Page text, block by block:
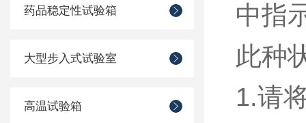
药品稳定性试验箱
大型步入式试验室
高温试验箱
中指
此种
1.请